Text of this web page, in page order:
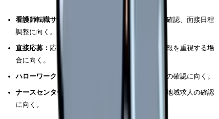
看護師転職サイト：
非公開求人、内部情報、条件確認、面接日程
調整に向く。
直接応募： 応募先が明確で、公式採用ページの情報を重視する場
合に向く。
ハローワーク： 地元求人、雇用保険、再就職手当の確認に向く。
ナースセンター：
復職支援、公的な看護職相談、地域求人の確認
に向く。